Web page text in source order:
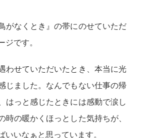
がなくとき』の帯にのせていただ
ジです。
わせていただいたとき、本当に光
じました。なんでもない仕事の帰
はっと感じたときには感動で涙し
時の暖かくほっとした気持ちが、
いいなぁと思っています。